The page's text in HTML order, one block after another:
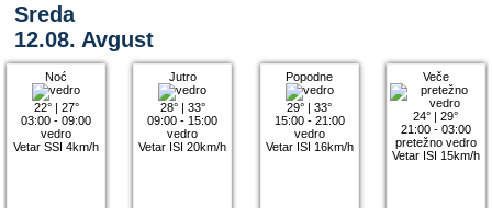
Sreda
12.08. Avgust
Noć
22°| 27°
03:00 - 09:00
vedro
Vetar SSI 4km/h
Jutro
28°| 33°
09:00 - 15:00
vedro
Vetar ISI 20km/h
Popodne
29° |33°
15:00 - 21:00
vedro
Vetar ISI 16km/h
Veče
24° |29°
21:00 - 03:00
pretežno vedro
Vetar ISI 15km/h